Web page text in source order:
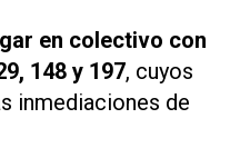
en colectivo con
148 y 197, cuyos
inmediaciones de